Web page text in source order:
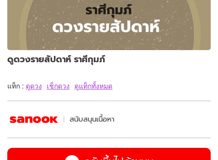
ดูดวงรายสัปดาห์ ราศีกุมภ์
แท็ก : ดูดวง เช็กดวง ดูแท็กทั้งหมด
สนับสนุนเนื้อหา